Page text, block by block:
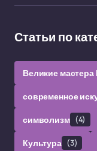
Статьи по
Великие мастера
современное
символизм (4)
Культура (3)